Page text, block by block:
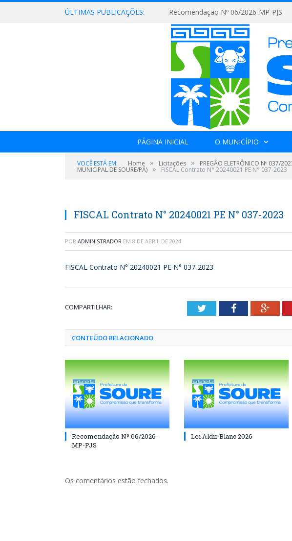
ÚLTIMAS PUBLICAÇÕES: Recomendação Nº 06/2026-MP-PJS
PÁGINA INICIAL O MUNICÍPIO
VOCÊ ESTÁ EM: Home » Licitações » PREGÃO ELETRÔNICO Nº 037/
MUNICIPAL DE SOURE/PÁ) » FISCAL Contrato N° 20240021 PE N° 037-2023
FISCAL Contrato N° 20240021 PE N° 037-2023
POR ADMINISTRADOR EM 8 DE ABRIL DE 2024
FISCAL Contrato N° 20240021 PE N° 037-2023
COMPARTILHAR: TwitterFacebook
CONTEÚDO RELACIONADO
Recomendação Nº 06/2026-
MP-PJS
Lei Aldir Blanc 2026
Os comentários estão fechados.